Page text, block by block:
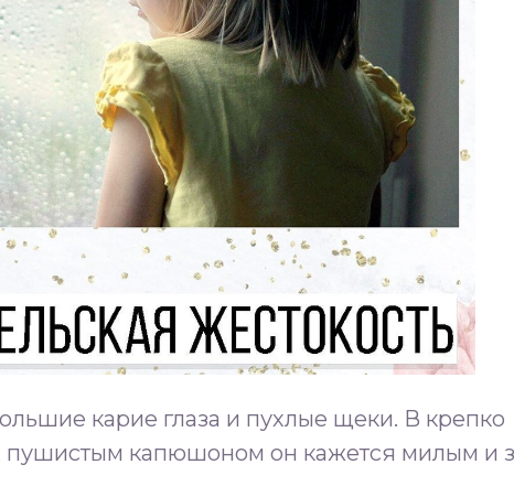
карие глаза и пухлые щеки. В крепко
пушистым капюшоном он кажется милым и